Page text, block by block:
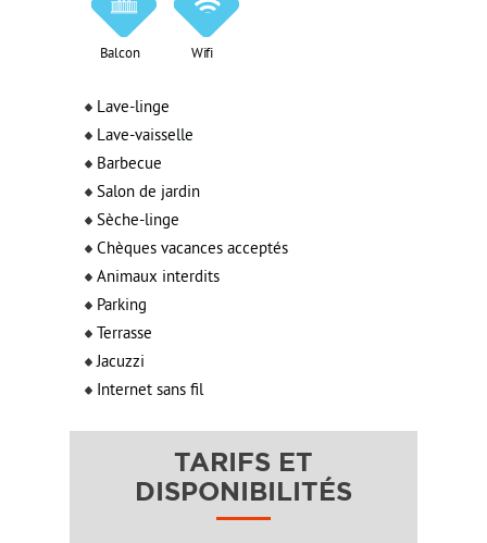
Balcon Wifi
Lave-linge
Lave-vaisselle
Barbecue
Salon de jardin
Sèche-linge
Chèques vacances acceptés
Animaux interdits
Parking
Terrasse
Jacuzzi
Internet sans fil
TARIFS ET
DISPONIBILITÉS